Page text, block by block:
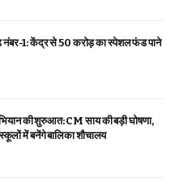
1: केंद्र से ₹50 करोड़ का स्पेशल फंड पाने
की शुरुआत: CM साय की बड़ी घोषणा,
में बनेंगे बालिका शौचालय